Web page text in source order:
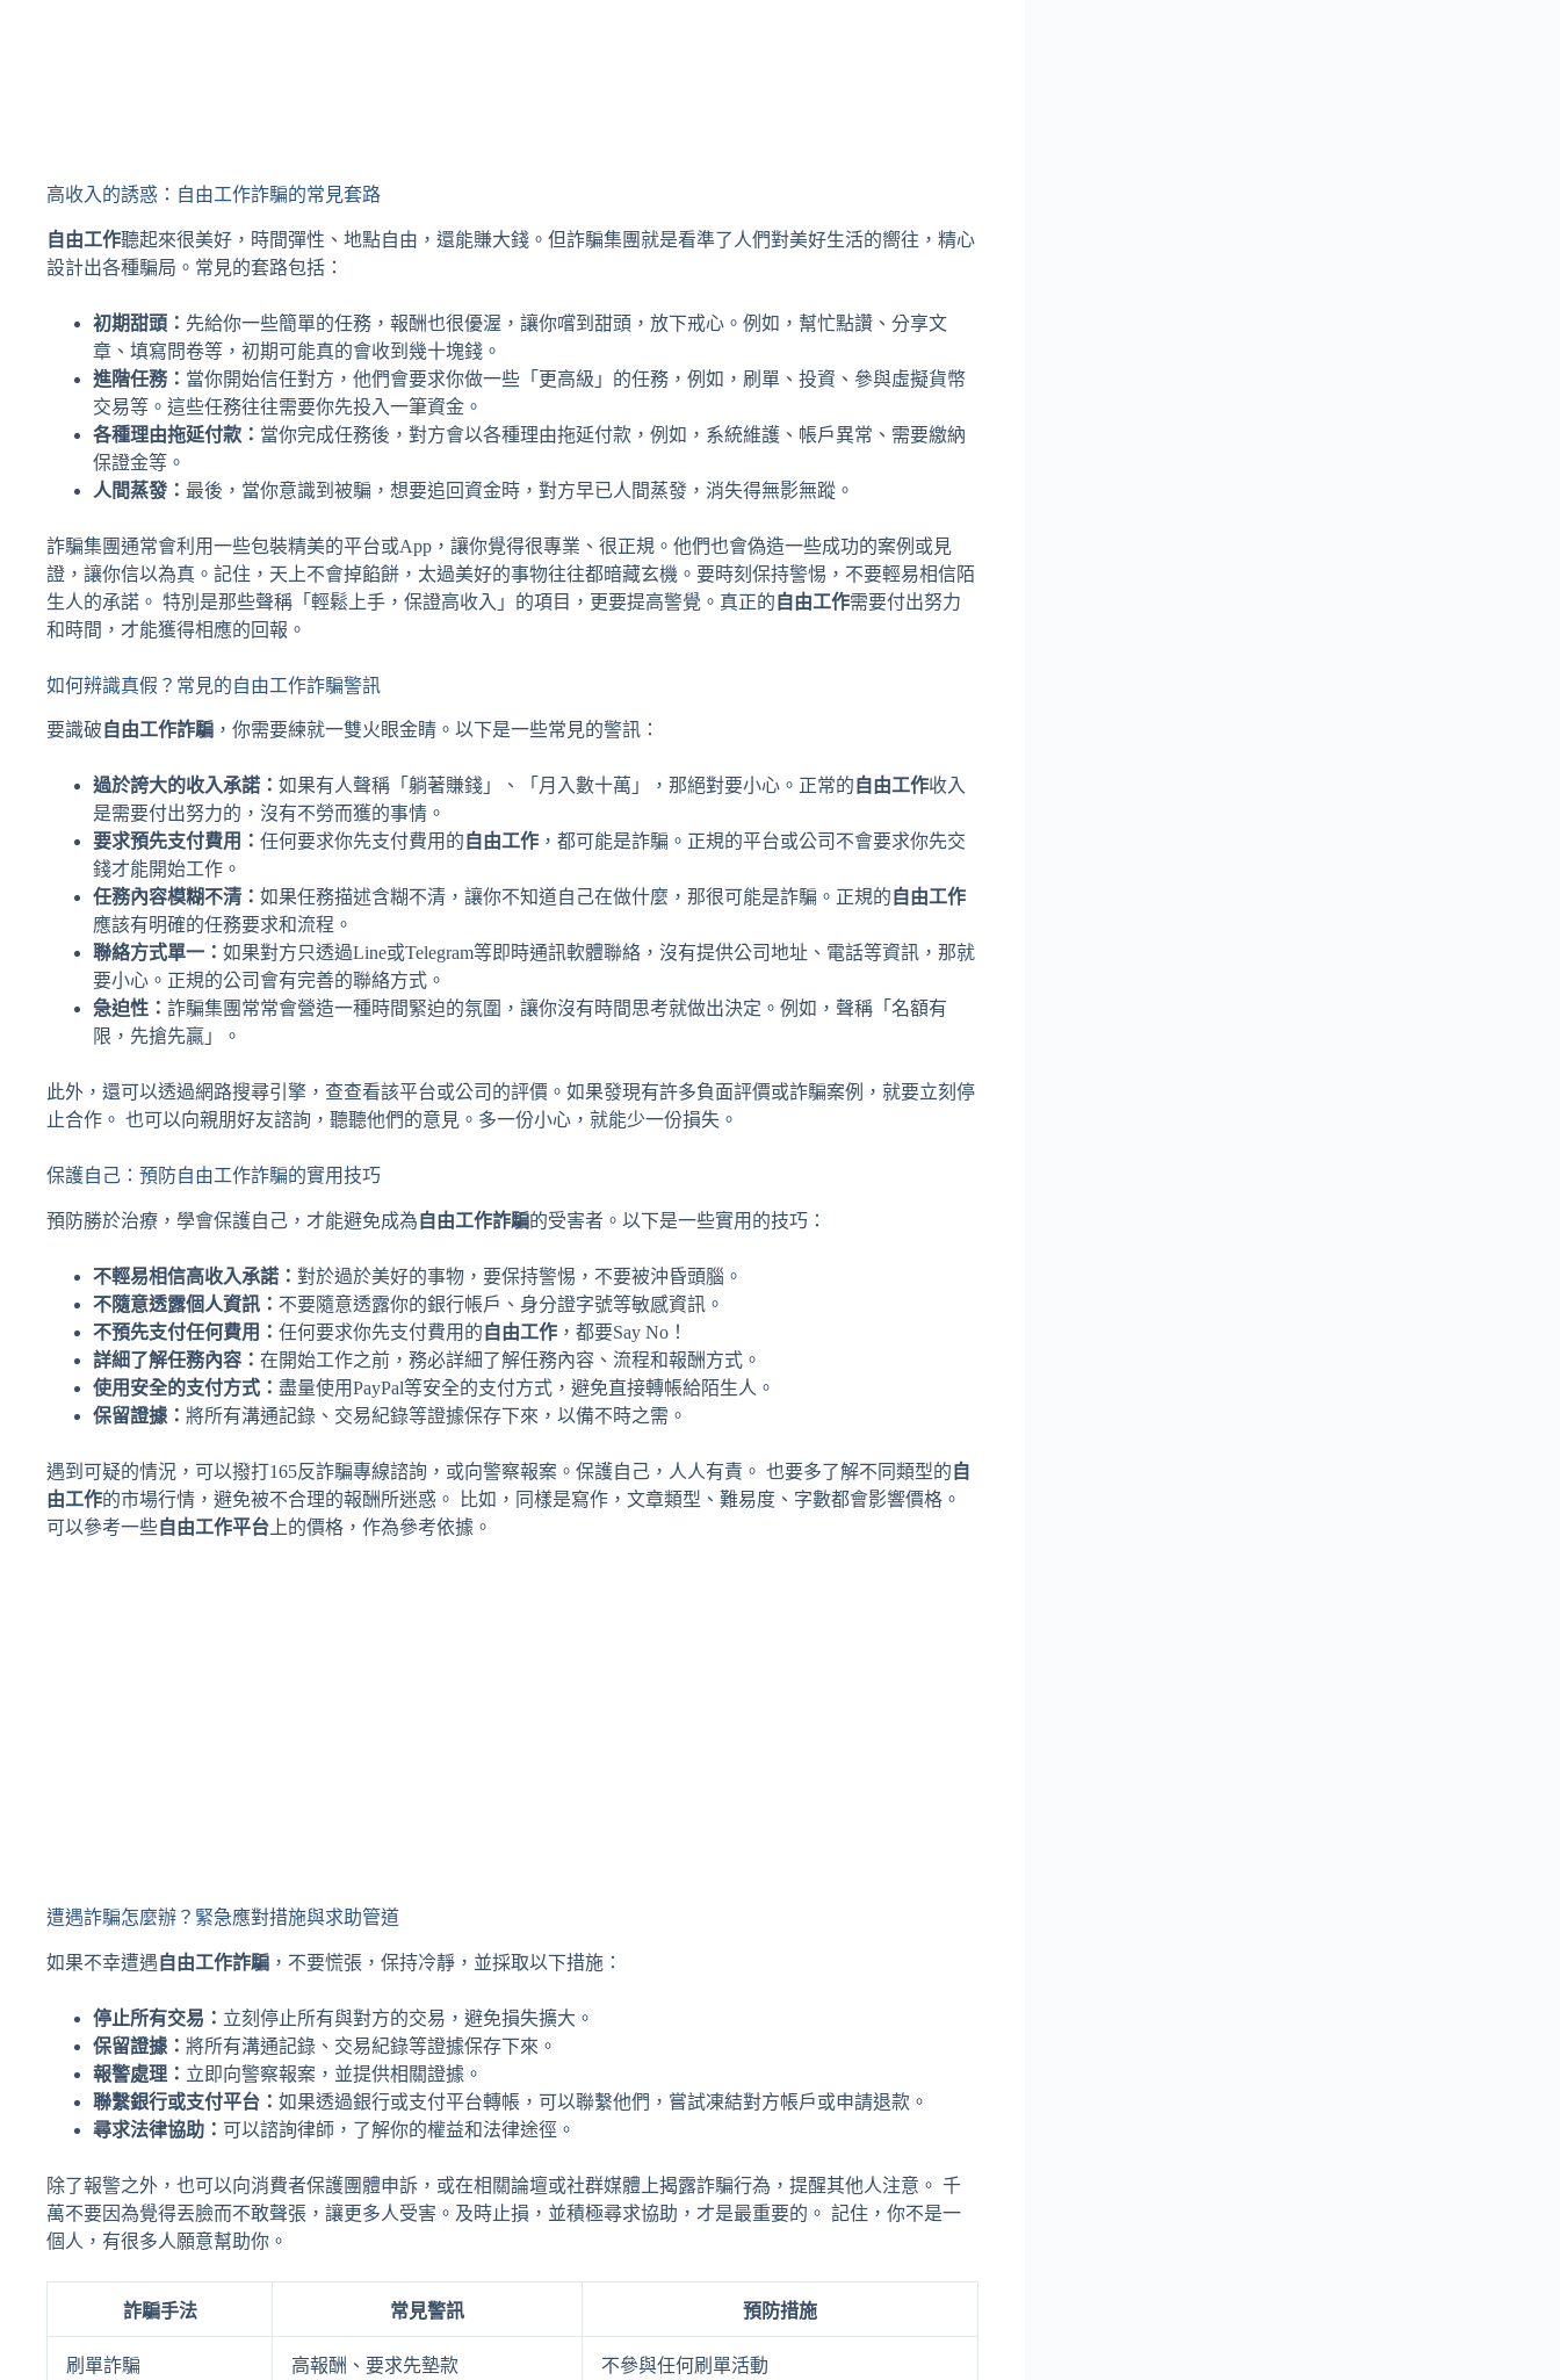
高收入的誘惑：自由工作詐騙的常見套路
自由工作聽起來很美好，時間彈性、地點自由，還能賺大錢。但詐騙集團就是看準了人們對美好生活的嚮往，精心
設計出各種騙局。常見的套路包括：
初期甜頭： 先給你一些簡單的任務，報酬也很優渥，讓你嚐到甜頭，放下戒心。例如，幫忙點讚、分享文
章、填寫問卷等，初期可能真的會收到幾十塊錢。
進階任務： 當你開始信任對方，他們會要求你做一些「更高級」的任務，例如，刷單、投資、參與虛擬貨幣
交易等。這些任務往往需要你先投入一筆資金。
各種理由拖延付款： 當你完成任務後，對方會以各種理由拖延付款，例如，系統維護、帳戶異常、需要繳納
保證金等。
人間蒸發： 最後，當你意識到被騙，想要追回資金時，對方早已人間蒸發，消失得無影無蹤。
詐騙集團通常會利用一些包裝精美的平台或App，讓你覺得很專業、很正規。他們也會偽造一些成功的案例或見
證，讓你信以為真。記住，天上不會掉餡餅，太過美好的事物往往都暗藏玄機。要時刻保持警惕，不要輕易相信陌
生人的承諾。 特別是那些聲稱「輕鬆上手，保證高收入」的項目，更要提高警覺。真正的 自由工作需要付出努力
和時間，才能獲得相應的回報。
如何辨識真假？常見的自由工作詐騙警訊
要識破 自由工作詐騙 ，你需要練就一雙火眼金睛。以下是一些常見的警訊：
過於誇大的收入承諾： 如果有人聲稱「躺著賺錢」、「月入數十萬」，那絕對要小心。正常的 自由工作收入
是需要付出努力的，沒有不勞而獲的事情。
要求預先支付費用： 任何要求你先支付費用的 自由工作 ，都可能是詐騙。正規的平台或公司不會要求你先交
錢才能開始工作。
任務內容模糊不清： 如果任務描述含糊不清，讓你不知道自己在做什麼，那很可能是詐騙。正規的 自由工作
應該有明確的任務要求和流程。
聯絡方式單一： 如果對方只透過Line或Telegram等即時通訊軟體聯絡，沒有提供公司地址、電話等資訊，那就
要小心。正規的公司會有完善的聯絡方式。
急迫性： 詐騙集團常常會營造一種時間緊迫的氛圍，讓你沒有時間思考就做出決定。例如，聲稱「名額有
限，先搶先贏」。
此外，還可以透過網路搜尋引擎，查查看該平台或公司的評價。如果發現有許多負面評價或詐騙案例，就要立刻停
止合作。 也可以向親朋好友諮詢，聽聽他們的意見。多一份小心，就能少一份損失。
保護自己：預防自由工作詐騙的實用技巧
預防勝於治療，學會保護自己，才能避免成為 自由工作詐騙的受害者。以下是一些實用的技巧：
不輕易相信高收入承諾： 對於過於美好的事物，要保持警惕，不要被沖昏頭腦。
不隨意透露個人資訊： 不要隨意透露你的銀行帳戶、身分證字號等敏感資訊。
不預先支付任何費用： 任何要求你先支付費用的 自由工作 ，都要Say No！
詳細了解任務內容： 在開始工作之前，務必詳細了解任務內容、流程和報酬方式。
使用安全的支付方式： 盡量使用PayPal等安全的支付方式，避免直接轉帳給陌生人。
保留證據： 將所有溝通記錄、交易紀錄等證據保存下來，以備不時之需。
遇到可疑的情況，可以撥打165反詐騙專線諮詢，或向警察報案。保護自己，人人有責。 也要多了解不同類型的 自
由工作的市場行情，避免被不合理的報酬所迷惑。 比如，同樣是寫作，文章類型、難易度、字數都會影響價格。
可以參考一些自由工作平台 上的價格，作為參考依據。
遭遇詐騙怎麼辦？緊急應對措施與求助管道
如果不幸遭遇 自由工作詐騙 ，不要慌張，保持冷靜，並採取以下措施：
停止所有交易： 立刻停止所有與對方的交易，避免損失擴大。
保留證據： 將所有溝通記錄、交易紀錄等證據保存下來。
報警處理： 立即向警察報案，並提供相關證據。
聯繫銀行或支付平台： 如果透過銀行或支付平台轉帳，可以聯繫他們，嘗試凍結對方帳戶或申請退款。
尋求法律協助： 可以諮詢律師，了解你的權益和法律途徑。
除了報警之外，也可以向消費者保護團體申訴，或在相關論壇或社群媒體上揭露詐騙行為，提醒其他人注意。 千
萬不要因為覺得丟臉而不敢聲張，讓更多人受害。及時止損，並積極尋求協助，才是最重要的。 記住，你不是一
個人，有很多人願意幫助你。
詐騙手法 常見警訊 預防措施
刷單詐騙 高報酬、要求先墊款 不參與任何刷單活動